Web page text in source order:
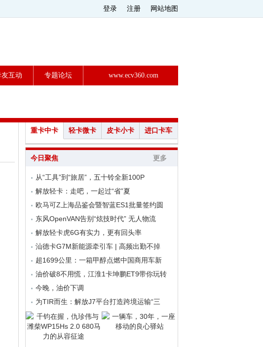
登录 注册 网站地图
友互动 专题论坛 www.ecv360.com
重卡中卡 轻卡微卡 皮卡小卡 进口卡车
今日聚焦 更多
从“工具”到“旅居”，五十铃全新100P
解放轻卡：走吧，一起过“省”夏
欧马可Z上海品鉴会暨智蓝ES1批量签约圆
东风OpenVAN告别“炫技时代” 无人物流
解放轻卡虎6G有实力，更有回头率
汕德卡G7M新能源牵引车 | 高频出勤不掉
超1699公里：一箱甲醇点燃中国商用车新
油价破8不用慌，江淮1卡坤鹏ET9带你玩转
今晚，油价下调
为TIR而生：解放J7平台打造跨境运输“三